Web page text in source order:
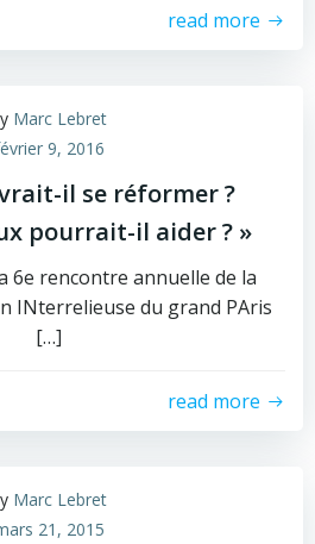
read more
Marc Lebret
9, 2016
il se réformer ?
pourrait-il aider ? »
6e rencontre annuelle de la
INterrelieuse du grand PAris
[…]
read more
Marc Lebret
21, 2015